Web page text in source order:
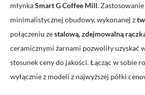
młynkaSmart GCoffee Mill.
minimalistycznej obudowy, wykonanej z
połączeniu zestalową, zdejmowalną
ceramicznymi żarnami pozwoliły uzyskać
stosunek ceny do jakości. Łącząc w sobie
wyłączniez modeli z najwyższej półki